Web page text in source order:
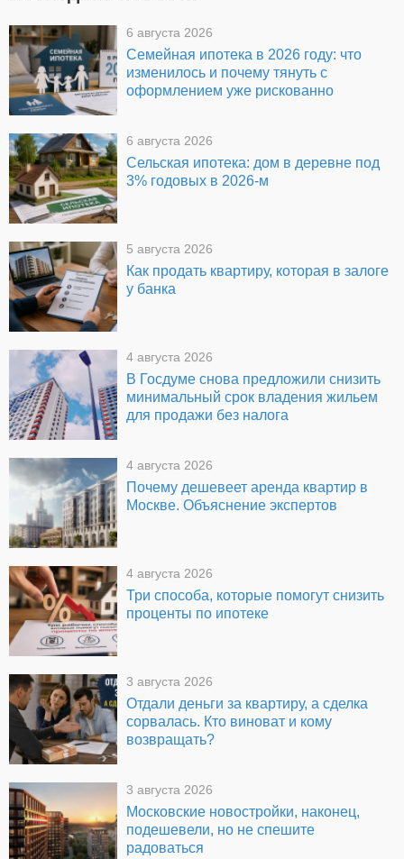
6 августа 2026
Семейная ипотека в 2026 году: что
изменилось и почему тянуть с
оформлением уже рискованно
6 августа 2026
Сельская ипотека: дом в деревне под
3% годовых в 2026-м
5 августа 2026
Как продать квартиру, которая в залоге
у банка
4 августа 2026
В Госдуме снова предложили снизить
минимальный срок владения жильем
для продажи без налога
4 августа 2026
Почему дешевеет аренда квартир в
Москве. Объяснение экспертов
4 августа 2026
Три способа, которые помогут снизить
проценты по ипотеке
3 августа 2026
Отдали деньги за квартиру, а сделка
сорвалась. Кто виноват и кому
возвращать?
3 августа 2026
Московские новостройки, наконец,
подешевели, но не спешите
радоваться